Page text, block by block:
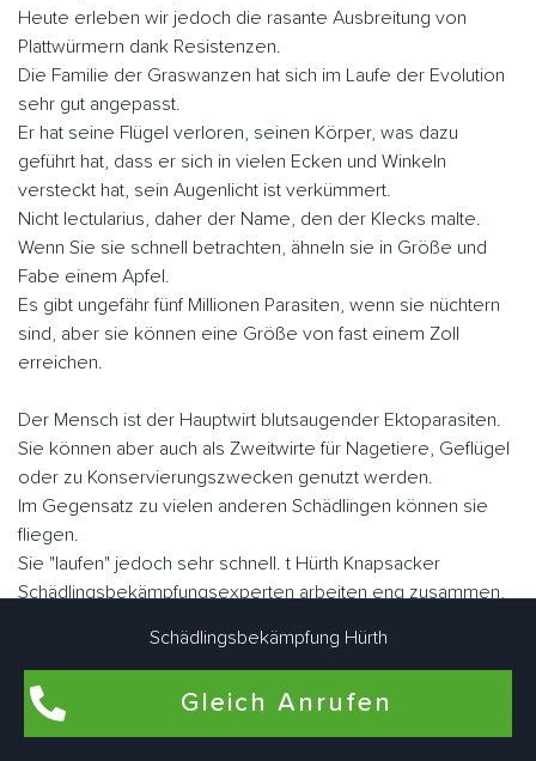
Heute erleben wir jedoch die rasante Ausbreitung von
Plattwürmern dank Resistenzen.
Die Familie der Graswanzen hat sich im Laufe der Evolution
sehr gut angepasst.
Er hat seine Flügel verloren, seinen Körper, was dazu
geführt hat, dass er sich in vielen Ecken und Winkeln
versteckt hat, sein Augenlicht ist verkümmert.
Nicht lectularius, daher der Name, den der Klecks malte.
Wenn Sie sie schnell betrachten, ähneln sie in Größe und
Fabe einem Apfel.
Es gibt ungefähr fünf Millionen Parasiten, wenn sie nüchtern
sind, aber sie können eine Größe von fast einem Zoll
erreichen.
Der Mensch ist der Hauptwirt blutsaugender Ektoparasiten.
Sie können aber auch als Zweitwirte für Nagetiere, Geflügel
oder zu Konservierungszwecken genutzt werden.
Im Gegensatz zu vielen anderen Schädlingen können sie
fliegen.
Sie "laufen" jedoch sehr schnell. t Hürth Knapsacker
Schädlingsbekämpfungsexperten arbeiten eng zusammen,
Flohbekämpfung in t Hürth Knapsack
Schädlingsbekämpfung Hürth
Gleich Anrufen